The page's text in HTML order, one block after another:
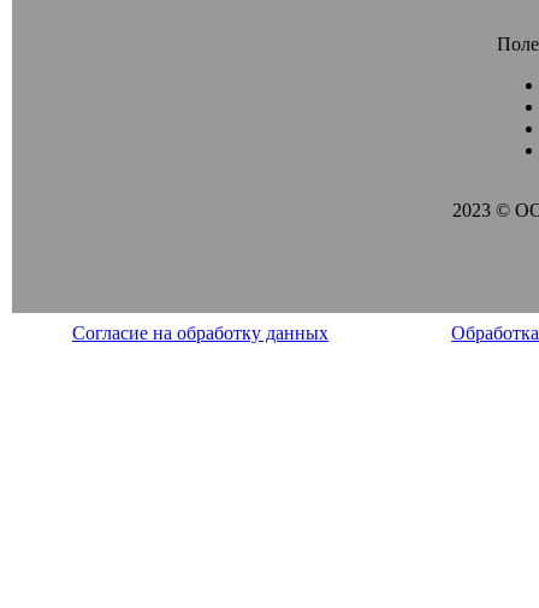
2023 ©
Согласие на обработку данных